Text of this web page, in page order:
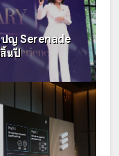
ปญ Serenade
สิ้นปี